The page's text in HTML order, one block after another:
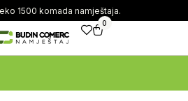
1500 komada namještaja.
0